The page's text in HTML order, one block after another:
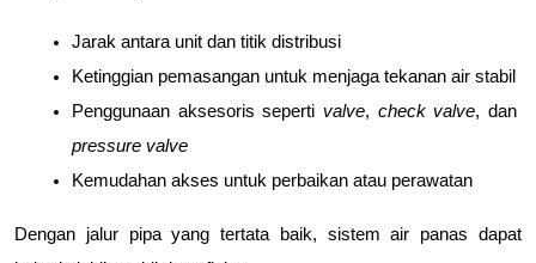
Jarak antara unit dan titik distribusi
Ketinggian pemasangan untuk menjaga tekanan air stabil
Penggunaan aksesoris seperti valve, check valve
pressure valve
Kemudahan akses untuk perbaikan atau perawatan
Dengan jalur pipa yang tertata baik, sistem air panas dapat